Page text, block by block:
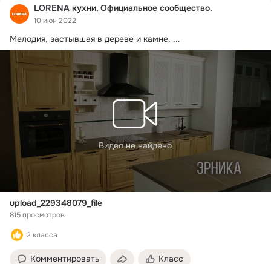
LORENA кухни. Официальное сообщество.
10 июн 2022
Мелодия, застывшая в дереве и камне. ...
Видео не найдено
upload_229348079_file
815 просмотров
2 класса
Комментировать Класс